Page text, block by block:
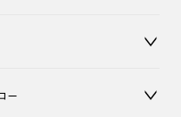
ー